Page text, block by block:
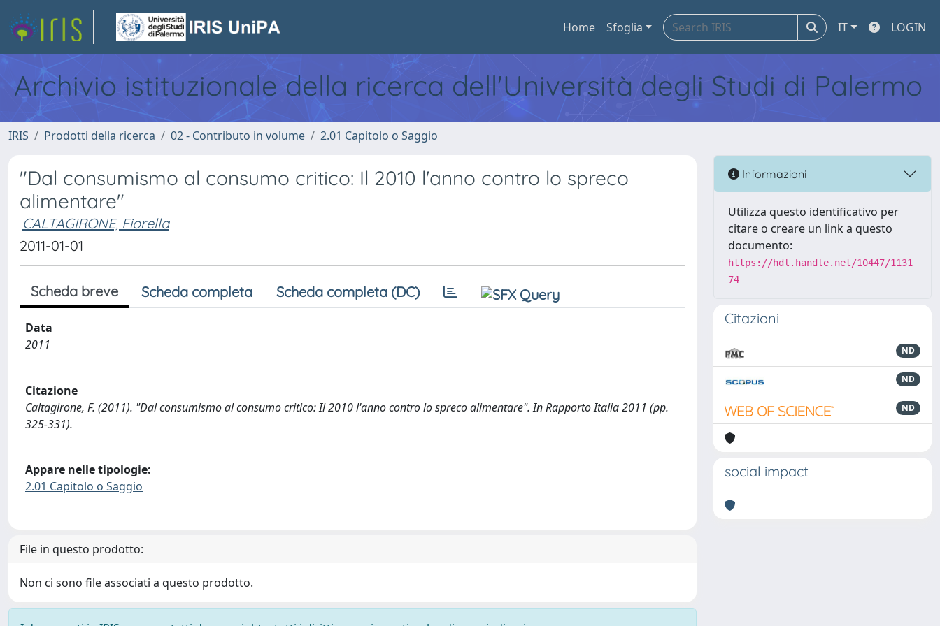
Home Sfoglia IT LOGIN
Archivio istituzionale della ricerca dell'Università degli Studi di Palermo
IRIS Prodotti della ricerca 02 - Contributo in volume 2.01 Capitolo o Saggio
"Dal consumismo al consumo critico: Il 2010 l'anno contro lo spreco
alimentare"
CALTAGIRONE, Fiorella
2011-01-01
Scheda breve Scheda completa Scheda completa (DC)
Data
2011
Citazione
Caltagirone, F. (2011). "Dal consumismo al consumo critico: Il 2010 l'anno contro lo spreco alimentare". In Rapporto Italia 2011 (pp.
325-331).
Appare nelle tipologie:
2.01 Capitolo o Saggio
File in questo prodotto:
Non ci sono file associati a questo prodotto.
Informazioni
Utilizza questo identificativo per
citare o creare un link a questo
documento:
https://hdl.handle.net/10447/1131
74
Citazioni
ND
ND
ND
social impact